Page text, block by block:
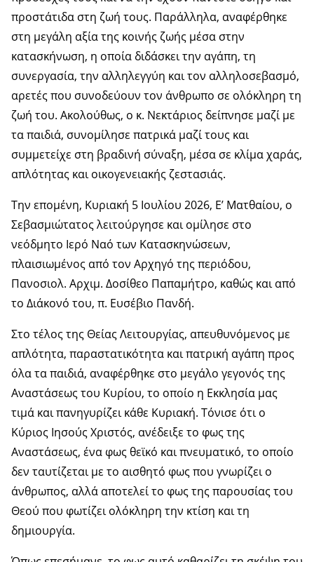
προστάτιδα στη ζωή τους. Παράλληλα, αναφέρθηκε
στη μεγάλη αξία της κοινής ζωής μέσα στην
κατασκήνωση, η οποία διδάσκει την αγάπη, τη
συνεργασία, την αλληλεγγύη και τον αλληλοσεβασμό,
αρετές που συνοδεύουν τον άνθρωπο σε ολόκληρη τη
ζωή του. Ακολούθως, ο κ. Νεκτάριος δείπνησε μαζί με
τα παιδιά, συνομίλησε πατρικά μαζί τους και
συμμετείχε στη βραδινή σύναξη, μέσα σε κλίμα χαράς,
απλότητας και οικογενειακής ζεστασιάς.
Την επομένη, Κυριακή 5 Ιουλίου 2026, Ε’ Ματθαίου, ο
Σεβασμιώτατος λειτούργησε και ομίλησε στο
νεόδμητο Ιερό Ναό των Κατασκηνώσεων,
πλαισιωμένος από τον Αρχηγό της περιόδου,
Πανοσιολ. Αρχιμ. Δοσίθεο Παπαμήτρο, καθώς και από
το Διάκονό του, π. Ευσέβιο Πανδή.
Στο τέλος της Θείας Λειτουργίας, απευθυνόμενος με
απλότητα, παραστατικότητα και πατρική αγάπη προς
όλα τα παιδιά, αναφέρθηκε στο μεγάλο γεγονός της
Αναστάσεως του Κυρίου, το οποίο η Εκκλησία μας
τιμά και πανηγυρίζει κάθε Κυριακή. Τόνισε ότι ο
Κύριος Ιησούς Χριστός, ανέδειξε το φως της
Αναστάσεως, ένα φως θεϊκό και πνευματικό, το οποίο
δεν ταυτίζεται με το αισθητό φως που γνωρίζει ο
άνθρωπος, αλλά αποτελεί το φως της παρουσίας του
Θεού που φωτίζει ολόκληρη την κτίση και τη
δημιουργία.